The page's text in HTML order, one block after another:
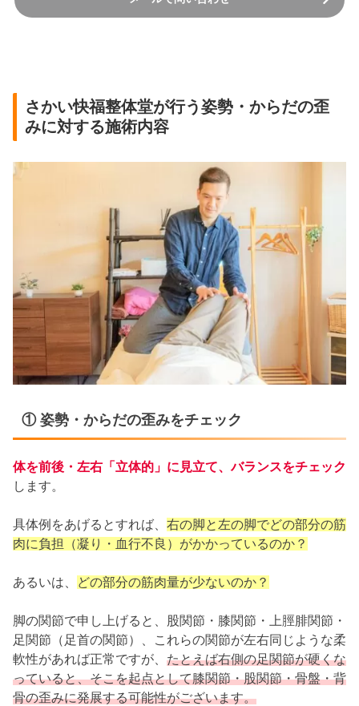
さかい快福整体堂が行う姿勢・からだの歪
みに対する施術内容
① 姿勢・からだの歪みをチェック
体を前後・左右「立体的」に見立て、バランスをチェック
します。
具体例をあげるとすれば、 右の脚と左の脚でどの部分の筋
肉に負担（凝り・血行不良）がかかっているのか？
あるいは、 どの部分の筋肉量が少ないのか？
脚の関節で申し上げると、股関節・膝関節・上脛腓関節・
足関節（足首の関節）、これらの関節が左右同じような柔
軟性があれば正常ですが、 たとえば右側の足関節が硬くな
っていると、そこを起点として膝関節・股関節・骨盤・背
骨の歪みに発展する可能性がございます。